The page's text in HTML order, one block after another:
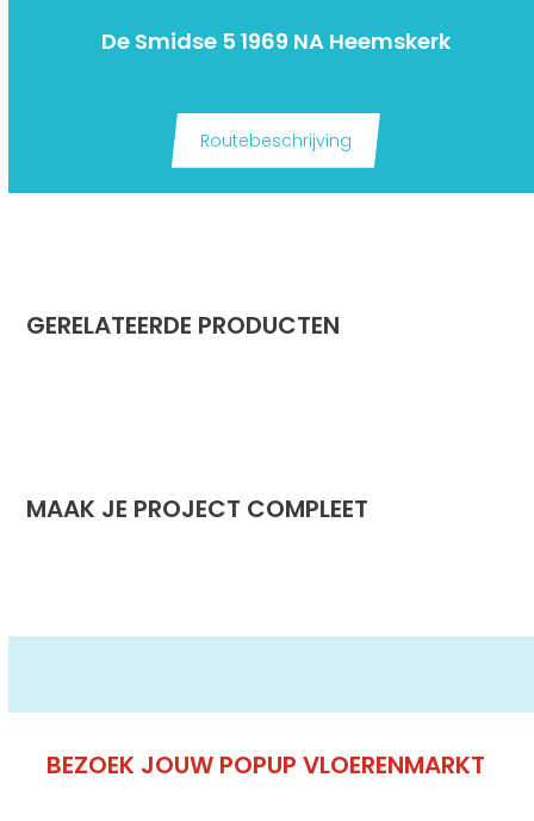
De Smidse 5 1969 NA Heemskerk
Routebeschrijving
GERELATEERDE PRODUCTEN
MAAK JE PROJECT COMPLEET
BEZOEK JOUW POPUP VLOERENMARKT